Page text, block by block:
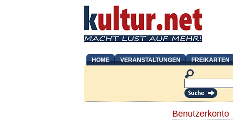
HOME VERANSTALTUNGEN FREIKARTEN
Benutzerkonto